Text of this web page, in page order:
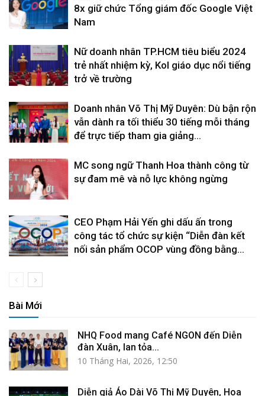
8x giữ chức Tổng giám đốc Google Việt
Nam
Nữ doanh nhân TP.HCM tiêu biểu 2024
trẻ nhất nhiệm kỳ, Kol giáo dục nổi tiếng
trở về trường
Doanh nhân Võ Thị Mỹ Duyên: Dù bận rộn
vẫn dành ra tối thiểu 30 tiếng mỗi tháng
để trực tiếp tham gia giảng...
MC song ngữ Thanh Hoa thành công từ
sự đam mê và nỗ lực không ngừng
CEO Phạm Hải Yến ghi dấu ấn trong
công tác tổ chức sự kiện “Diễn đàn kết
nối sản phẩm OCOP vùng đồng bằng...
Bài Mới
NHQ Food mang Café NGON đến Diễn
đàn Xuân, lan tỏa...
10 Tháng Hai, 2026, 12:50
Diễn giả Áo Dài Võ Thị Mỹ Duyên, Hoa